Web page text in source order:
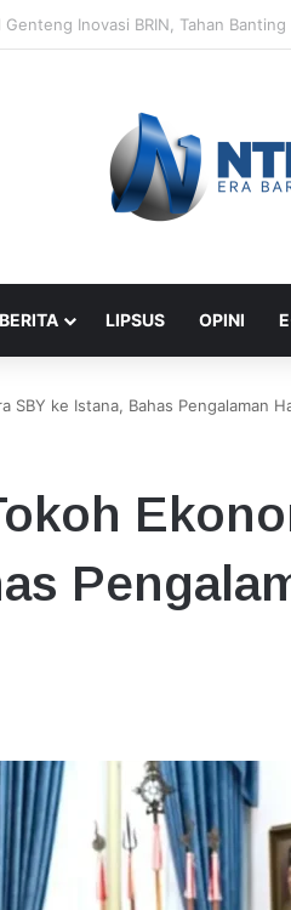
Terapkan Manajemen
LIPSUS OPINI
SBY ke Istana, Bahas Pengalaman